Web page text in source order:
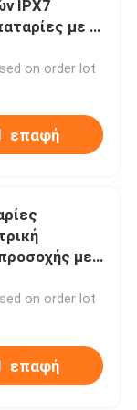
IPX7
με τη
της
on order lot
επαφή
με
της
on order lot
επαφή